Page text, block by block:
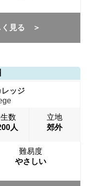
く見る ＞
ッジ
数
人
立地
郊外
難易度
やさしい